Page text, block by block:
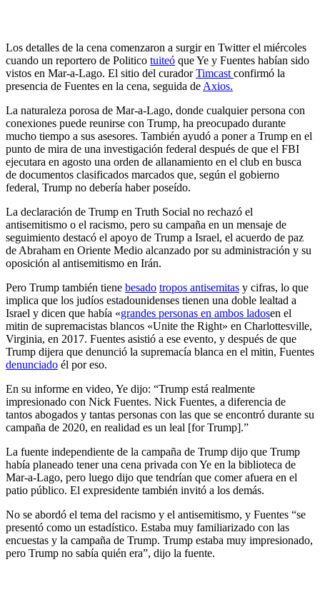
Los detalles de la cena comenzaron a surgir en Twitter el miércoles
cuando un reportero de Politico tuiteó que Ye y Fuentes habían sido
vistos en Mar-a-Lago. El sitio del curadorTimcast confirmó la
presencia de Fuentes en la cena, seguida de Axios.
La naturaleza porosa de Mar-a-Lago, donde cualquier persona con
conexiones puede reunirse con Trump, ha preocupado durante
mucho tiempo a sus asesores. También ayudó a poner a Trump en el
punto de mira de una investigación federal después de que el FBI
ejecutara en agosto una orden de allanamiento en el club en busca
de documentos clasificados marcados que, según el gobierno
federal, Trump no debería haber poseído.
La declaración de Trump en Truth Social no rechazó el
antisemitismo o el racismo, pero su campaña en un mensaje de
seguimiento destacó el apoyo de Trump a Israel, el acuerdo de paz
de Abraham en Oriente Medio alcanzado por su administración y su
oposición al antisemitismo en Irán.
Pero Trump también tiene besado tropos antisemitas y cifras, lo que
implica que los judíos estadounidenses tienen una doble lealtad a
Israel y dicen que había «grandes personas en ambos ladosen el
mitin de supremacistas blancos «Unite the Right» en Charlottesville,
Virginia, en 2017. Fuentes asistió a ese evento, y después de que
Trump dijera que denunció la supremacía blanca en el mitin, Fuentes
denunciado él por eso.
En su informe en video, Ye dijo: “Trump está realmente
impresionado con Nick Fuentes. Nick Fuentes, a diferencia de
tantos abogados y tantas personas con las que se encontró durante su
campaña de 2020, en realidad es un leal [for Trump].”
La fuente independiente de la campaña de Trump dijo que Trump
había planeado tener una cena privada con Ye en la biblioteca de
Mar-a-Lago, pero luego dijo que tendrían que comer afuera en el
patio público. El expresidente también invitó a los demás.
No se abordó el tema del racismo y el antisemitismo, y Fuentes “se
presentó como un estadístico. Estaba muy familiarizado con las
encuestas y la campaña de Trump. Trump estaba muy impresionado,
pero Trump no sabía quién era”, dijo la fuente.